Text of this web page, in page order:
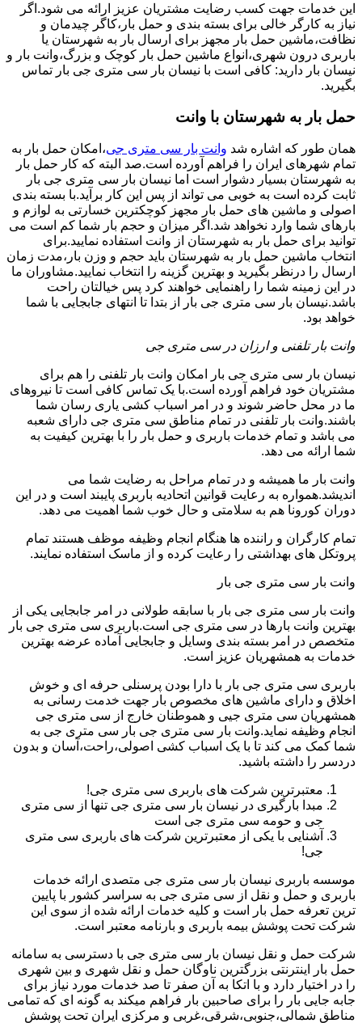
این خدمات جهت کسب رضایت مشتریان عزیز ارائه می شود.اگر
نیاز به کارگر خالی برای بسته بندی و حمل بار،کاگر چیدمان و
نظافت،ماشین حمل بار مجهز برای ارسال بار به شهرستان یا
باربری درون شهری،انواع ماشین حمل بار کوچک و بزرگ،وانت بار و
نیسان بار دارید: کافی است با نیسان بار سی متری جی بار تماس
بگیرید.
حمل بار به شهرستان با وانت
همان طور که اشاره شد وانت بار سی متری جی،امکان حمل بار به
تمام شهرهای ایران را فراهم آورده است.صد البته که کار حمل بار
به شهرستان بسیار دشوار است اما نیسان بار سی متری جی بار
ثابت کرده است به خوبی می تواند از پس این کار برآید.با بسته بندی
اصولی و ماشین های حمل بار مجهز کوچکترین خسارتی به لوازم و
بارهای شما وارد نخواهد شد.اگر میزان و حجم بار شما کم است می
توانید برای حمل بار به شهرستان از وانت استفاده نمایید.برای
انتخاب ماشین حمل بار به شهرستان باید حجم و وزن بار،مدت زمان
ارسال را درنظر بگیرید و بهترین گزینه را انتخاب نمایید.مشاوران ما
در این زمینه شما را راهنمایی خواهند کرد پس خیالتان راحت
باشد.نیسان بار سی متری جی بار از بتدا تا انتهای جابجایی با شما
خواهد بود.
وانت بار تلفنی و ارزان در سی متری جی
نیسان بار سی متری جی بار امکان وانت بار تلفنی را هم برای
مشتریان خود فراهم آورده است.با یک تماس کافی است تا نیروهای
ما در محل حاضر شوند و در امر اسباب کشی یاری رسان شما
باشند.وانت بار تلفنی در تمام مناطق سی متری جی دارای شعبه
می باشد و تمام خدمات باربری و حمل بار را با بهترین کیفیت به
شما ارائه می دهد.
وانت بار ما همیشه و در تمام مراحل به رضایت شما می
اندیشد.همواره به رعایت قوانین اتحادیه باربری پایبند است و در این
دوران کورونا هم به سلامتی و حال خوب شما اهمیت می دهد.
تمام کارگران و راننده ها هنگام انجام وظیفه موظف هستند تمام
پروتکل های بهداشتی را رعایت کرده و از ماسک استفاده نمایند.
وانت بار سی متری جی بار
وانت بار سی متری جی بار با سابقه طولانی در امر جابجایی یکی از
بهترین وانت بارها در سی متری جی است.باربری سی متری جی بار
متخصص در امر بسته بندی وسایل و جابجایی آماده عرضه بهترین
خدمات به همشهریان عزیز است.
باربری سی متری جی بار با دارا بودن پرسنلی حرفه ای و خوش
اخلاق و دارای ماشین های مخصوص بار جهت خدمت رسانی به
همشهریان سی متری جیی و هموطنان خارج از سی متری جی
انجام وظیفه نماید.وانت بار سی متری جی بار سی متری جی به
شما کمک می کند تا با یک اسباب کشی اصولی،راحت،آسان و بدون
دردسر را داشته باشید.
معتبرترین شرکت های باربری سی متری جی!
مبدا بارگیری در نیسان بار سی متری جی تنها از سی متری
جی و حومه سی متری جی است
آشنایی با یکی از معتبرترین شرکت های باربری سی متری
جی!
موسسه باربری نیسان بار سی متری جی متصدی ارائه خدمات
باربری و حمل و نقل از سی متری جی به سراسر کشور با پایین
ترین تعرفه حمل بار است و کلیه خدمات ارائه شده از سوی این
شرکت تحت پوشش بیمه باربری و بارنامه معتبر است.
شرکت حمل و نقل نیسان بار سی متری جی با دسترسی به سامانه
حمل بار اینترنتی بزرگترین ناوگان حمل و نقل شهری و بین شهری
را در اختیار دارد و با اتکا به آن صفر تا صد خدمات مورد نیاز برای
جابه جایی بار را برای صاحبین بار فراهم میکند به گونه ای که تمامی
مناطق شمالی،جنوبی،شرقی،غربی و مرکزی ایران تحت پوشش